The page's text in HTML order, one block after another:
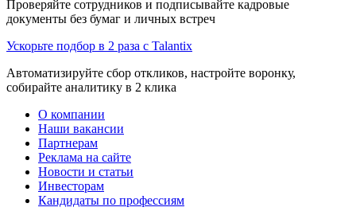
Проверяйте сотрудников и подписывайте кадровые
документы без бумаг и личных встреч
Ускорьте подбор в 2 раза с Talantix
Автоматизируйте сбор откликов, настройте воронку,
собирайте аналитику в 2 клика
О компании
Наши вакансии
Партнерам
Реклама на сайте
Новости и статьи
Инвесторам
Кандидаты по профессиям